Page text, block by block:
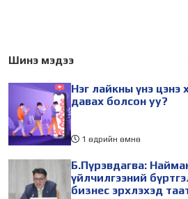
харваачдад улсын цол
Шинэ мэдээ
Нэг лайкны үнэ цэнэ
давах болсон уу?
1 өдрийн өмнө
Б.Пүрэвдагва:
үйлчилгээний
бизнес эрхлэхэд